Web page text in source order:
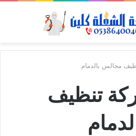
مجالس بالدمام
تنظيف